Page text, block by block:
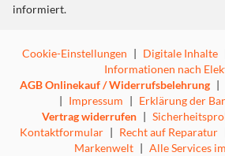
informiert.
Cookie-Einstellungen | Digitale Inhalte
Informationen nach
AGB Onlinekauf / Widerrufsbelehrung |
| Impressum | Erklärung der
Vertrag widerrufen |
Kontaktformular | Recht auf Reparatur
Markenwelt | Alle Services